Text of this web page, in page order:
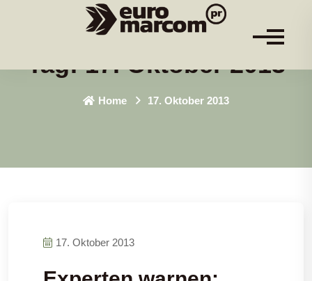
Tag:17. Oktober 2013
Home 17. Oktober 2013
17. Oktober 2013